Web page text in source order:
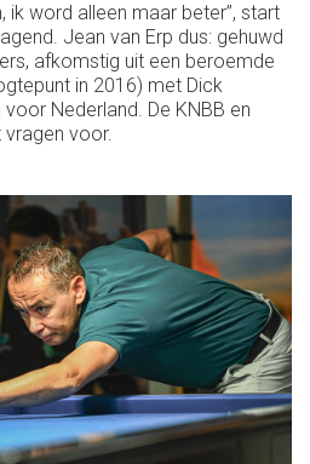
ik word alleen maar beter’’, start
Jean van Erp dus: gehuwd
afkomstig uit een beroemde
in 2016) met Dick
Nederland. De KNBB en
voor.